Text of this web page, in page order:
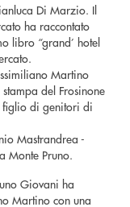
Di Marzio. Il
ha raccontato
libro “grand’ hotel
Martino
del Frosinone
figlio di genitori di
Mastrandrea -
Monte Pruno.
Giovani ha
Martino con una